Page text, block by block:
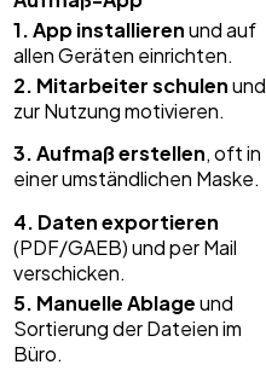
1. App installierenund auf
allen Geräten einrichten.
2. Mitarbeiter schulenund
zur Nutzung motivieren.
3. Aufmaß erstellen, oft in
einer umständlichen Maske.
4. Daten exportieren
(PDF/GAEB) und per Mail
verschicken.
5. Manuelle Ablageund
Sortierung der Dateien im
Büro.